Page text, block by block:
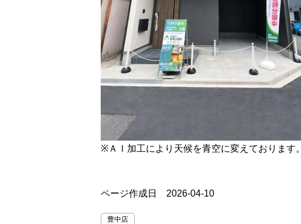
※ＡＩ加工により天候を青空に変えております。
ページ作成日 2026-04-10
豊中店